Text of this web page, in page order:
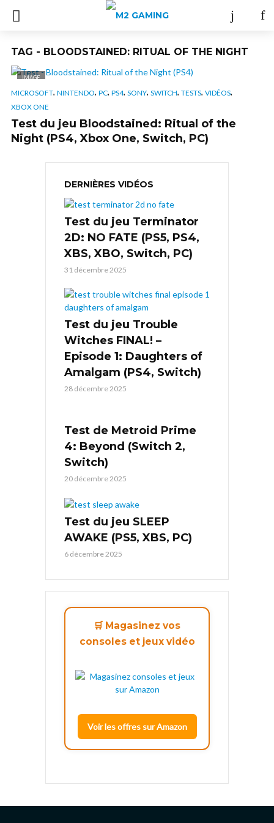
TAG - BLOODSTAINED: RITUAL OF THE NIGHT
IMAGE
MICROSOFT, NINTENDO, PC, PS4, SONY, SWITCH, TESTS, VIDÉOS,
XBOX ONE
Test du jeu Bloodstained: Ritual of the
Night (PS4, Xbox One, Switch, PC)
DERNIÈRES VIDÉOS
Test du jeu Terminator
2D: NO FATE (PS5, PS4,
XBS, XBO, Switch, PC)
31 décembre 2025
Test du jeu Trouble
Witches FINAL! –
Episode 1: Daughters of
Amalgam (PS4, Switch)
28 décembre 2025
Test de Metroid Prime
4: Beyond (Switch 2,
Switch)
20 décembre 2025
Test du jeu SLEEP
AWAKE (PS5, XBS, PC)
6 décembre 2025
🛒 Magasinez vos
consoles et jeux vidéo
Voir les offres sur Amazon